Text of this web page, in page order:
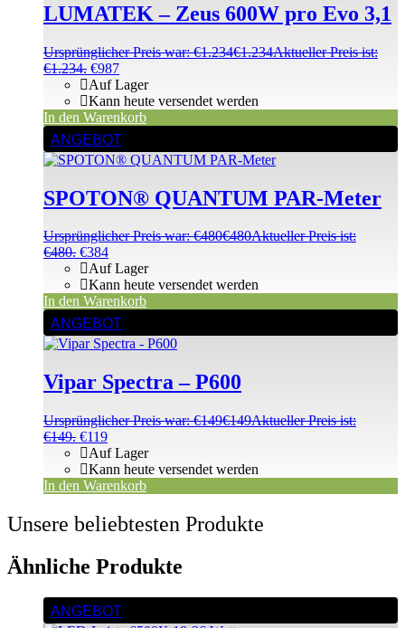
LUMATEK – Zeus 600W pro Evo 3,1
Ursprünglicher Preis war: €1.234€1.234Aktueller Preis ist:
€1.234. €987
Auf Lager
Kann heute versendet werden
In den Warenkorb
ANGEBOT
SPOTON® QUANTUM PAR-Meter
Ursprünglicher Preis war: €480€480Aktueller Preis ist:
€480. €384
Auf Lager
Kann heute versendet werden
In den Warenkorb
ANGEBOT
Vipar Spectra – P600
Ursprünglicher Preis war: €149€149Aktueller Preis ist:
€149. €119
Auf Lager
Kann heute versendet werden
In den Warenkorb
Unsere beliebtesten Produkte
Ähnliche Produkte
ANGEBOT